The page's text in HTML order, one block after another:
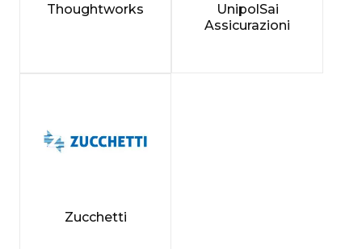
Thoughtworks
UnipolSai
Assicurazioni
Zucchetti